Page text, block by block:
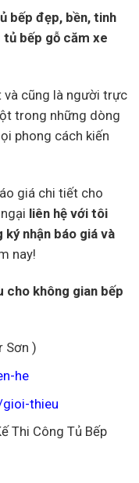
bếp đẹp, bền, tinh
tủ bếp gỗ căm xe
cũng là người trực
trong những dòng
phong cách kiến
giá chi tiết cho
liên hệ với tôi
ký nhận báo giá và
nay!
cho không gian bếp
Sơn )
he
thieu
Thi Công Tủ Bếp